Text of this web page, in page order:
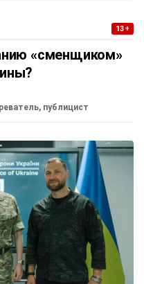
13+
«сменщиком»
публицист